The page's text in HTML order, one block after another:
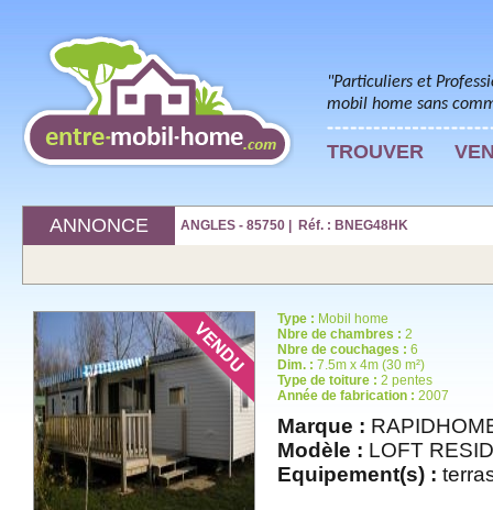
"Particuliers et
mobil home sans
TROUVER
ANNONCE ANGLES - 85750 | Réf. : BNEG48HK
Type : Mobil home
Nbre de chambres : 2
Nbre de couchages : 6
Dim. : 7.5m x 4m (30 m²)
Type de toiture : 2 pentes
Année de fabrication : 2007
Marque :
Modèle : LOFT
Equipement(s) :